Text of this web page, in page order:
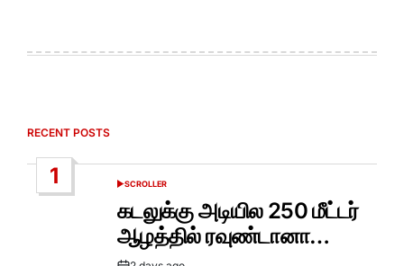
RECENT POSTS
1
POSTED
SCROLLER
கடலுக்கு அடியில 250 மீட்டர்
ஆழத்தில் ரவுண்டானா…